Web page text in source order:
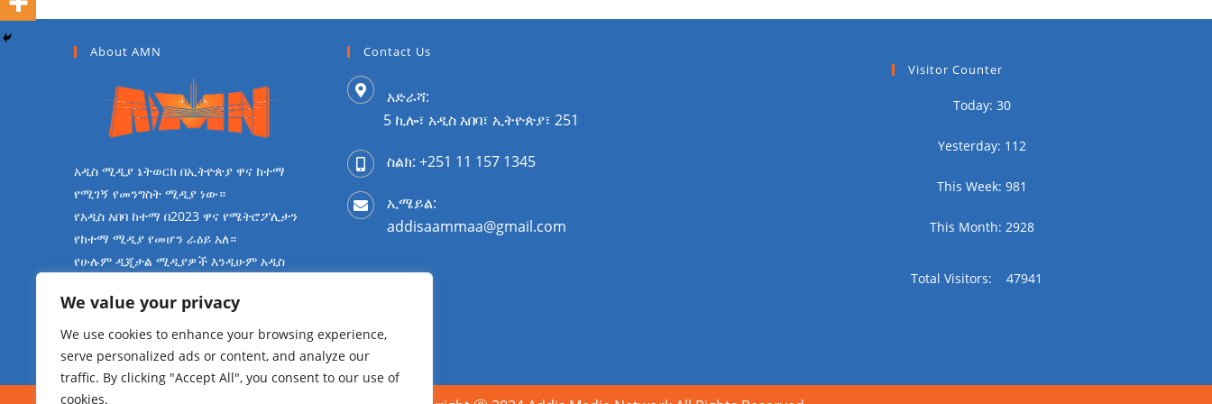
We value your privacy
We use cookies to enhance your browsing experience,
serve personalized ads or content, and analyze our
traffic. By clicking "Accept All", you consent to our use of
cookies.
About AMN
አዲስ ሚዲያ ኔትወርክ በኢትዮጵያ ዋና ከተማ
የሚገኝ የመንግስት ሚዲያ ነው።
የአዲስ አበባ ከተማ በ2023 ዋና የሜትሮፖሊታን
የከተማ ሚዲያ የመሆን ራዕይ አለ።
የሁሉም ዲጂታል ሚዲያዎች እንዲሁም አዲስ
ባለቤት
ነዉ።
Contact Us
አድራሻ:
5 ኪሎ፣ አዲስ አበባ፣ ኢትዮጵያ፣ 251
ስልክ: +251 11 157 1345
ኢሜይል:
addisaammaa@gmail.com
Visitor Counter
Today: 30
Yesterday: 112
This Week: 981
This Month: 2928
Total Visitors: 47941